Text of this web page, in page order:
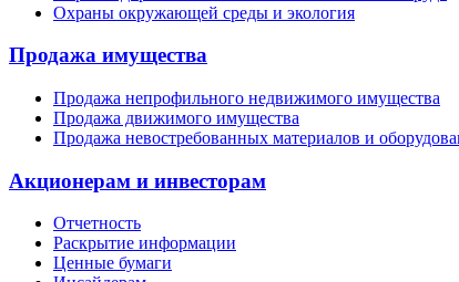
Охраны окружающей среды и экология
Продажа имущества
Продажа непрофильного недвижимого имущества
Продажа движимого имущества
Продажа невостребованных материалов и
Акционерам и инвесторам
Отчетность
Раскрытие информации
Ценные бумаги